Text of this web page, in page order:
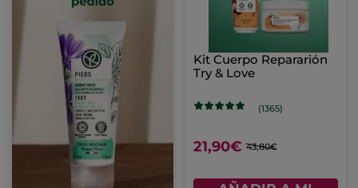
Kit Cuerpo Repararión
Try & Love
(1365)
21,90€ 43,80€